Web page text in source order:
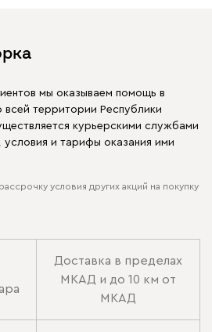
мы оказываем помощь в
всей территории Республики
курьерскими службами
условия и тарифы оказания ими
условия других акций на покупку
Доставка в пределах
МКАД и до 10 км от
МКАД